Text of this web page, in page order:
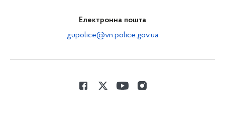
Електронна пошта
gupolice@vn.police.gov.ua